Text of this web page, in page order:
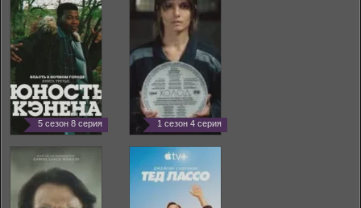
5 сезон 8 серия 1 сезон 4 серия